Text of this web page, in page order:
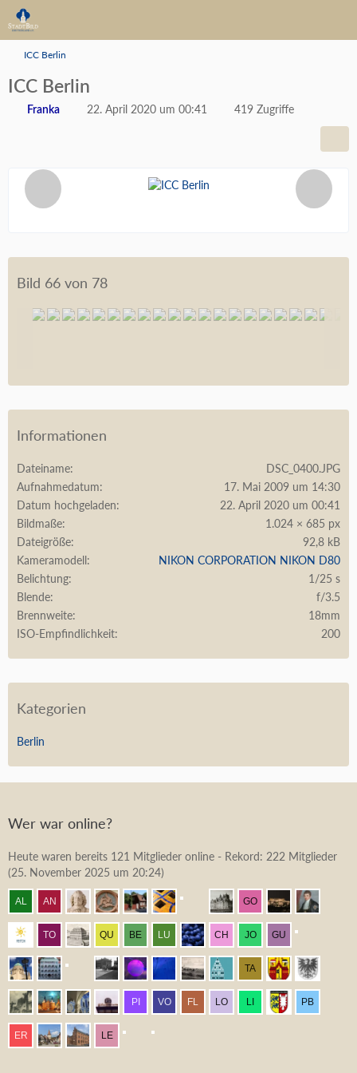
ICC Berlin
ICC Berlin
Franka 22. April 2020 um 00:41 419 Zugriffe
Bild 66 von 78
Informationen
Dateiname
DSC_0400.JPG
Aufnahmedatum
17. Mai 2009 um 14:30
Datum hochgeladen
22. April 2020 um 00:41
Bildmaße
1.024 × 685 px
Dateigröße
92,8 kB
Kameramodell
NIKON CORPORATION NIKON D80
Belichtung
1/25 s
Blende
f/3.5
Brennweite
18mm
ISO-Empfindlichkeit
200
Kategorien
Berlin
Wer war online?
Heute waren bereits 121 Mitglieder online - Rekord: 222 Mitglieder
(25. November 2025 um 20:24)